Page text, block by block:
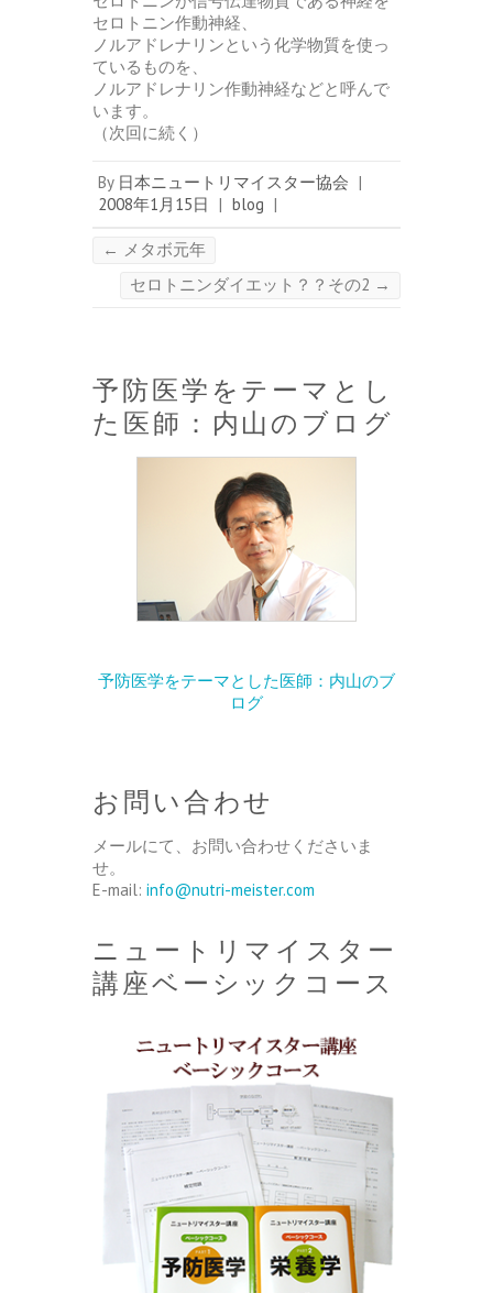
セロトニン作動神経、
ノルアドレナリンという化学物質を使っ
ているものを、
ノルアドレナリン作動神経などと呼んで
います。
（次回に続く）
By 日本ニュートリマイスター協会 |
2008年1月15日 | blog |
← メタボ元年
セロトニンダイエット？？その2 →
予防医学をテーマとし
た医師：内山のブログ
予防医学をテーマとした医師：内山のブ
ログ
お問い合わせ
メールにて、お問い合わせくださいま
せ。
E-mail: info@nutri-meister.com
ニュートリマイスター
講座ベーシックコース